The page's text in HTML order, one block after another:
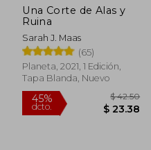
45%
dcto.
$ 52.93
Una Corte de Alas y
Ruina
Sarah J. Maas
(65)
Planeta, 2021, 1 Edición,
Tapa Blanda, Nuevo